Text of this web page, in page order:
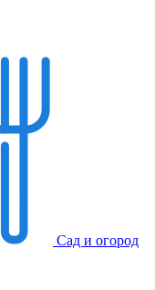
Сад и огород